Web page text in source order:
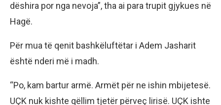
dëshira por nga nevoja”, tha ai para trupit gjykues në
Hagë.
Për mua të qenit bashkëluftëtar i Adem Jasharit
është nderi më i madh.
“Po, kam bartur armë. Armët për ne ishin mbijetesë.
UÇK nuk kishte qëllim tjetër përveç lirisë. UÇK ishte